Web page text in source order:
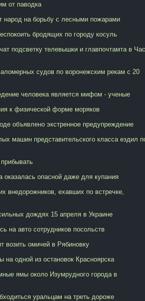
от паводка
народ на борьбу с лесными пожарами
бродящих по городу косуль
подсветку телевышки и главпочтамта в Час
судов по воронежским рекам с 20
человека является мифом - ученые
к физической форме моряков
объявлено экстренное предупреждение
машин представительского класса ездил
оказалась опасной даже для купания
внедорожников, ехавших по встречке,
дождях 15 апреля в Украине
на авто сотрудников посольств
возить омичей в Рябиновку
одной из остановок Красноярска
ямы около Изумрудного города в
уральцам на треть дороже